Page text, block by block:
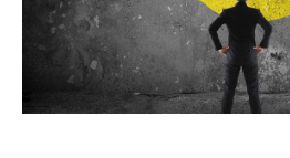
Mein Konto